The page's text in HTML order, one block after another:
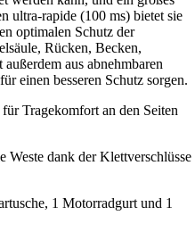
ultra-rapide (100 ms) bietet sie
optimalen Schutz der
Rücken, Becken,
aus abnehmbaren
einen besseren Schutz sorgen.
Tragekomfort an den Seiten
Weste dank der Klettverschlüsse
1 Motorradgurt und 1